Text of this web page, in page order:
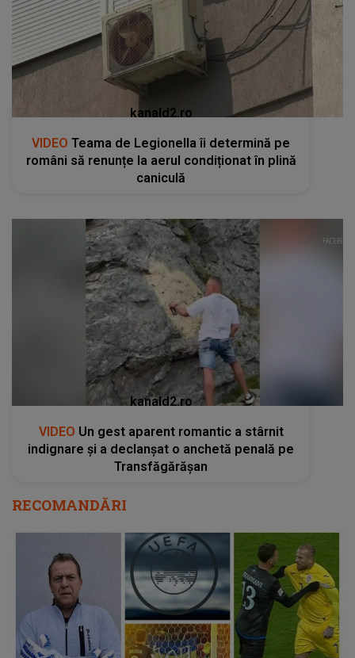
kanald2.ro
VIDEO Teama de Legionella îi determină pe
români să renunțe la aerul condiționat în plină
caniculă
kanald2.ro
VIDEO Un gest aparent romantic a stârnit
indignare și a declanșat o anchetă penală pe
Transfăgărășan
RECOMANDĂRI